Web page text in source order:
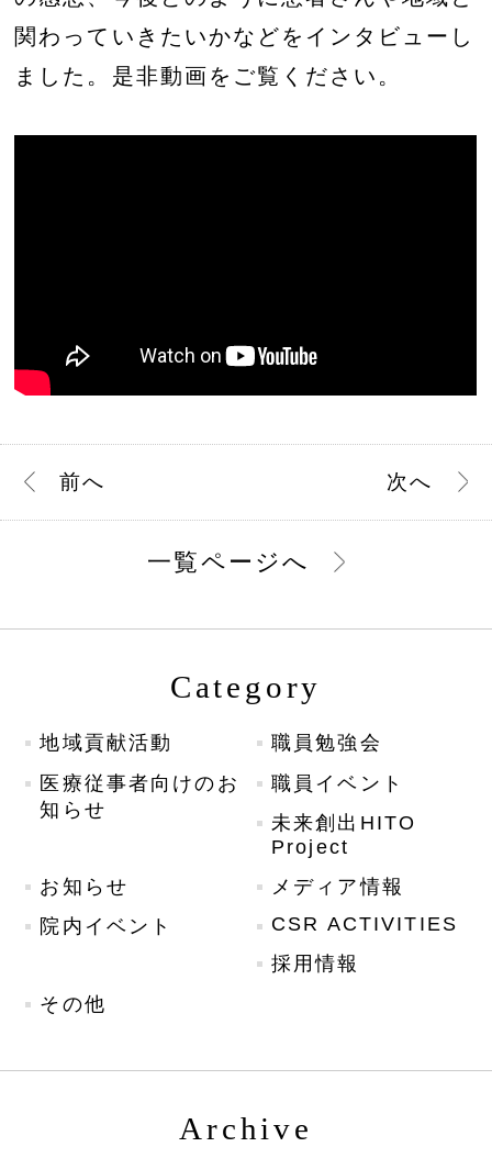
関わっていきたいかなどをインタビューし
ました。是非動画をご覧ください。
前へ 次へ
一覧ページへ
Category
地域貢献活動
職員勉強会
医療従事者向けのお
知らせ
職員イベント
未来創出HITO
Project
お知らせ
メディア情報
院内イベント
CSR ACTIVITIES
採用情報
その他
Archive